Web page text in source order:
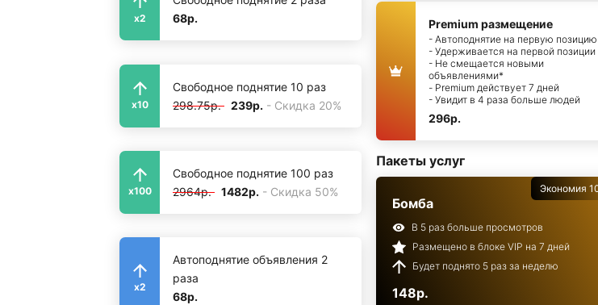
x2
68р.
x10
Свободное поднятие 10 раз
298.75р. 239р. - Скидка 20%
x100
Свободное поднятие 100 раз
2964р. 1482р. - Скидка 50%
x2
Автоподнятие объявления 2
раза
68р.
Premium размещение
- Автоподнятие на первую позицию
- Удерживается на первой позиции
- Не смещается новыми
объявлениями*
- Premium действует 7 дней
- Увидит в 4 раза больше людей
296р.
Пакеты услуг
Экономия
Бомба
В 5 раз больше просмотров
Размещено в блоке VIP на 7 дней
Будет поднято 5 раз за неделю
148р.